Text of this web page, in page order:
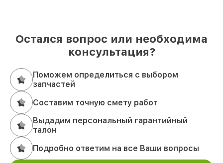
Остался вопрос или необходима
консультация?
Поможем определиться с выбором
запчастей
Составим точную смету работ
Выдадим персональный гарантийный
талон
Подробно ответим на все Ваши вопросы